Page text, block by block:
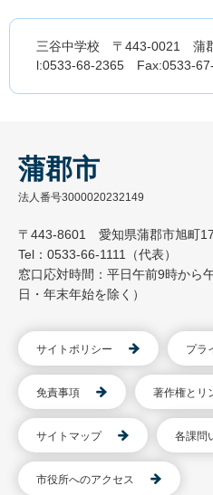
三谷中学校 〒443-0021 蒲
l:0533-68-2365 Fax:0533-
蒲郡市
法人番号3000020232149
〒443-8601 愛知県蒲郡市旭町
Tel：0533-66-1111（代表）
窓口応対時間：平日午前9時から
日・年末年始を除く）
サイトポリシー プラ
免責事項 著作権とリ
サイトマップ 各課問
市役所へのアクセス